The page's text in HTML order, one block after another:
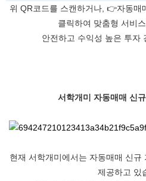
위 QR코드를 스캔하거나, 👉자동매
클릭하여 맞춤형 서비
안전하고 수익성 높은 투자
서학개미 자동매매 신
현재 서학개미에서는 자동매매 신규
제공하고 있